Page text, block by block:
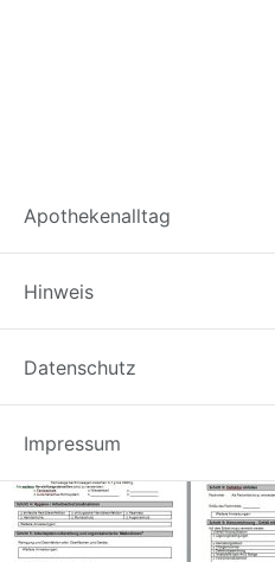
Apothekenalltag
Hinweis
Datenschutz
Impressum
für